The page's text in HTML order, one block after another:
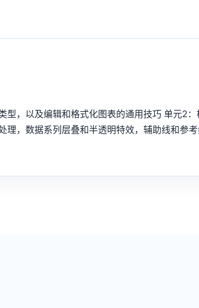
型，以及编辑和格式化图表的通用技巧 单元2
，数据系列层叠和半透明特效，辅助线和参